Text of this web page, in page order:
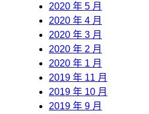
2020 年 5 月
2020 年 4 月
2020 年 3 月
2020 年 2 月
2020 年 1 月
2019 年 11 月
2019 年 10 月
2019 年 9 月